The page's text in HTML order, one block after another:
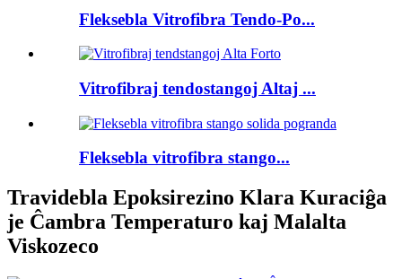
Fleksebla Vitrofibra Tendo-Po...
Vitrofibraj tendostangoj Altaj ...
Fleksebla vitrofibra stango...
Travidebla Epoksirezino Klara Kuraciĝa
je Ĉambra Temperaturo kaj Malalta
Viskozeco